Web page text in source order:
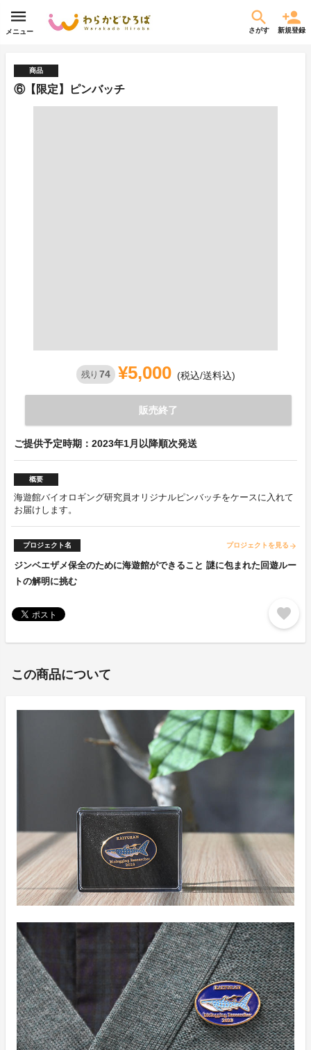
メニュー さがす 新規登録
商品
⑥【限定】ピンバッチ
残り 74 ¥5,000 (税込/送料込)
販売終了
ご提供予定時期：2023年1月以降順次発送
概要
海遊館バイオロギング研究員オリジナルピンバッチをケースに入れて
お届けします。
プロジェクト名 プロジェクトを見る arrow_forward
ジンベエザメ保全のために海遊館ができること 謎に包まれた回遊ルー
トの解明に挑む
favorite
この商品について